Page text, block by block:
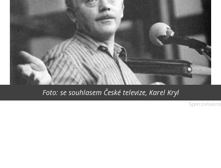
Foto: se souhlasem České televize, Karel Kryl